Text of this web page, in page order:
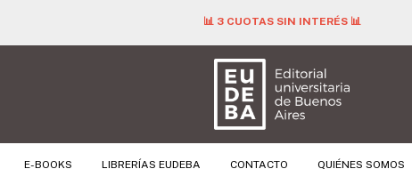
📊 3 CUOTAS SIN INTERÉS 📊
E-BOOKS LIBRERÍAS EUDEBA CONTACTO QUIÉNES SOMOS